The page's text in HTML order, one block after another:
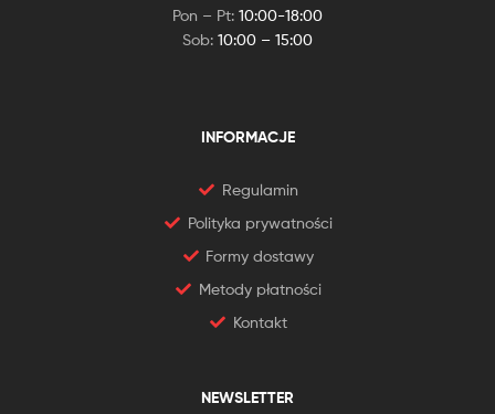
Pon – Pt: 10:00-18:00
Sob: 10:00 – 15:00
INFORMACJE
Regulamin
Polityka prywatności
Formy dostawy
Metody płatności
Kontakt
NEWSLETTER